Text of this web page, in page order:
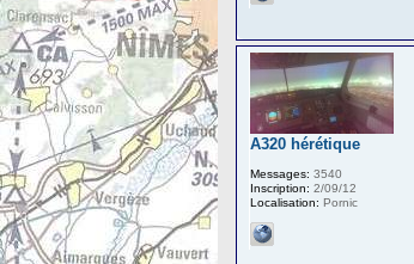
A320 hérétique
Messages: 3540
Inscription: 2/09/12
Localisation: Pornic